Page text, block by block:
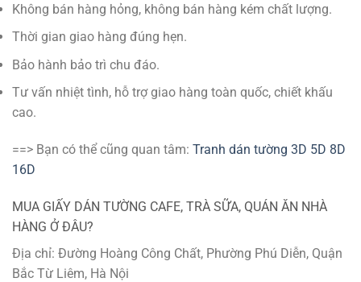
Không bán hàng hỏng, không bán hàng kém chất lượng.
Thời gian giao hàng đúng hẹn.
Bảo hành bảo trì chu đáo.
Tư vấn nhiệt tình, hỗ trợ giao hàng toàn quốc, chiết khấu
cao.
==> Bạn có thể cũng quan tâm: Tranh dán tường 3D 5D 8D
16D
MUA GIẤY DÁN TƯỜNG CAFE, TRÀ SỮA, QUÁN ĂN NHÀ
HÀNG Ở ĐÂU?
Địa chỉ: Đường Hoàng Công Chất, Phường Phú Diễn, Quận
Bắc Từ Liêm, Hà Nội